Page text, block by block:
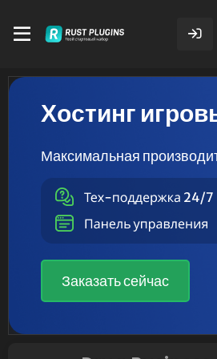
Хостинг
Максимальная
Заказать сейчас